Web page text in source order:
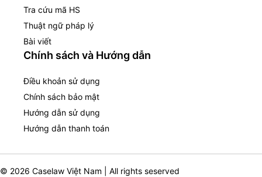
Tra cứu mã HS
Thuật ngữ pháp lý
Bài viết
Chính sách và Hướng dẫn
Điều khoản sử dụng
Chính sách bảo mật
Hướng dẫn sử dụng
Hướng dẫn thanh toán
© 2026 Caselaw Việt Nam | All rights seserved